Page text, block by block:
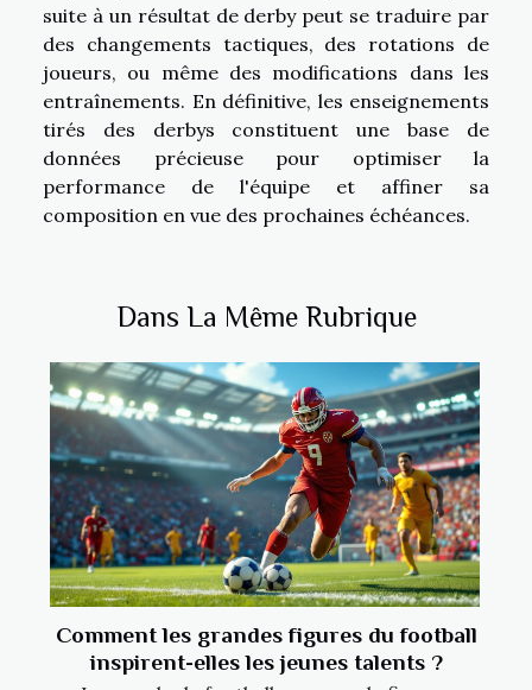
suite à un résultat de derby peut se traduire par
des changements tactiques, des rotations de
joueurs, ou même des modifications dans les
entraînements. En définitive, les enseignements
tirés des derbys constituent une base de
données précieuse pour optimiser la
performance de l'équipe et affiner sa
composition en vue des prochaines échéances.
Dans La Même Rubrique
Comment les grandes figures du football
inspirent-elles les jeunes talents ?